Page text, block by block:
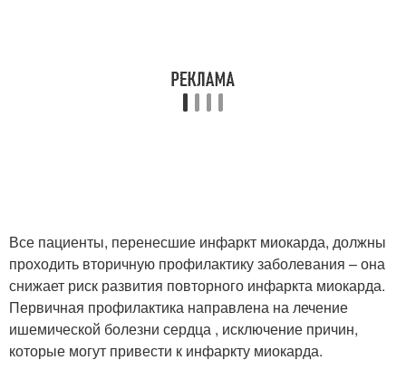
Все пациенты, перенесшие инфаркт миокарда, должны
проходить вторичную профилактику заболевания – она
снижает риск развития повторного инфаркта миокарда.
Первичная профилактика направлена на лечение
ишемической болезни сердца , исключение причин,
которые могут привести к инфаркту миокарда.